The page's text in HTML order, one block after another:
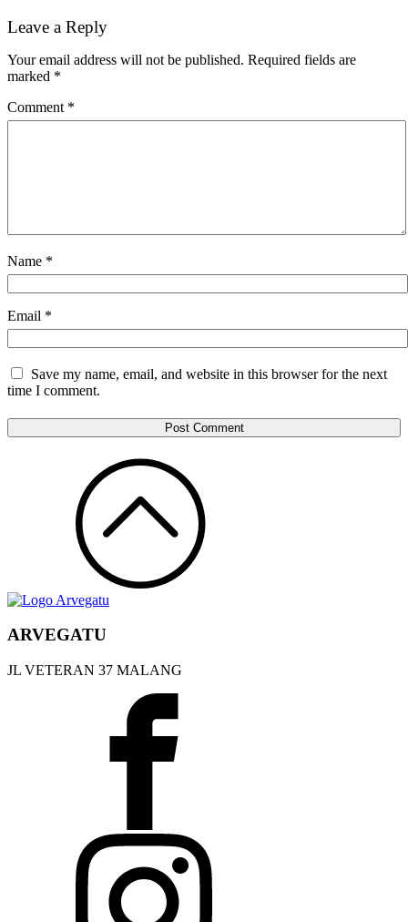
Leave a Reply
Your email address will not be published. Required fields are
marked *
Comment *
Name *
Email *
Save my name, email, and website in this browser for the next
time I comment.
ARVEGATU
JL VETERAN 37 MALANG